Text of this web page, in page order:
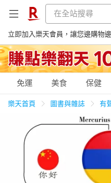
立即加入樂天會員，讓您邊購物
購物網分類
天天免運 美食蛋糕
居家生活 3C家電
免運 美食 保健
樂天首頁 圖書與雜誌 有